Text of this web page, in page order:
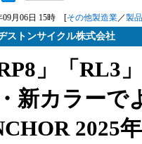
09月06日 15時 [その他製造業／製品
ストンサイクル株式会社
RP8」「RL3
新カラー
2025